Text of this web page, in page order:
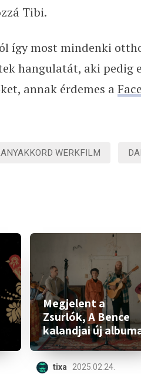
Tibi.
így most mindenki
hangulatát, aki pedig
annak érdemes a
WERKFILM
Megjelent a
Zsurlók, A Bence
kalandjai új
tixa 2025.02.24.